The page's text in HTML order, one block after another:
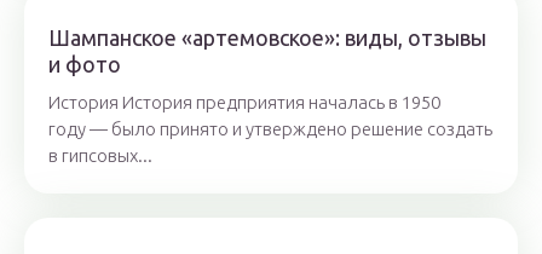
Шампанское «артемовское»: виды, отзывы
и фото
История История предприятия началась в 1950
году — было принято и утверждено решение создать
в гипсовых...